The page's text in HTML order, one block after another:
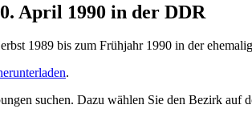
April 1990 in der DDR
1989 bis zum Frühjahr 1990 in der
.
suchen. Dazu wählen Sie den Bezirk